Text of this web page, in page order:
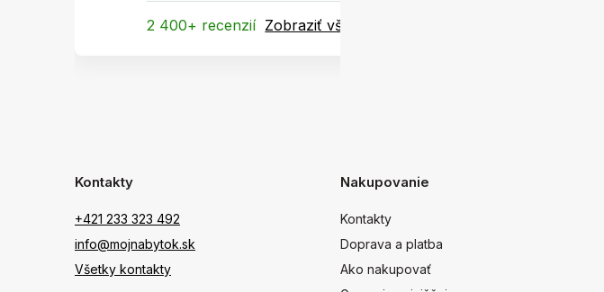
2 400+ recenzií Zobraziť všetky
Kontakty
+421 233 323 492
info@mojnabytok.sk
Všetky kontakty
Nakupovanie
Kontakty
Doprava a platba
Ako nakupovať